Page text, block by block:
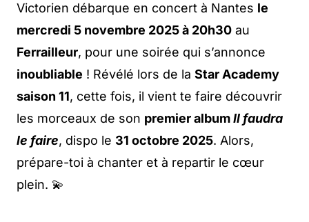
Victorien débarque en concert à Nantes le
mercredi 5 novembre 2025 à 20h30 au
Ferrailleur, pour une soirée qui s’annonce
inoubliable ! Révélé lors de la Star Academy
saison 11, cette fois, il vient te faire découvrir
les morceaux de son premier albumIl faudra
le faire, dispo le 31 octobre 2025. Alors,
prépare-toi à chanter et à repartir le cœur
plein. 💫